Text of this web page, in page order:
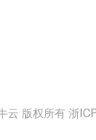
云 版权所有 浙